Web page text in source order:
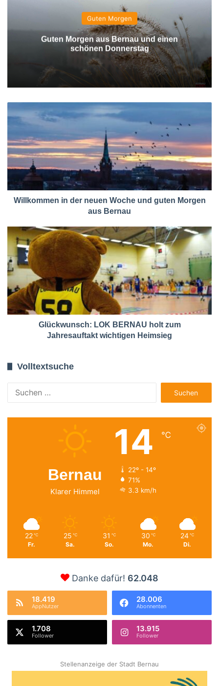
Guten Morgen
Guten Morgen aus Bernau und einen
schönen Donnerstag
Willkommen in der neuen Woche und guten Morgen
aus Bernau
Glückwunsch: LOK BERNAU holt zum
Jahresauftakt wichtigen Heimsieg
Volltextsuche
nach:
Bernau
Klarer Himmel
14 ℃
22º - 14º
71%
3.3 km/h
22 ℃
Fr.
25 ℃
Sa.
31 ℃
So.
30 ℃
Mo.
24 ℃
Di.
Danke dafür! 62.048
18.419
AppNutzer
28.006
Abonnenten
1.708
Follower
13.915
Follower
Stellenanzeige der Stadt Bernau